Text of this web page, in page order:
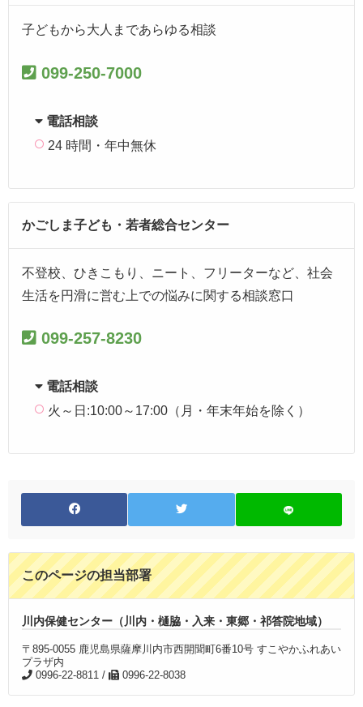
子どもから大人まであらゆる相談
099-250-7000
電話相談
24 時間・年中無休
かごしま子ども・若者総合センター
不登校、ひきこもり、ニート、フリーターなど、社会
生活を円滑に営む上での悩みに関する相談窓口
099-257-8230
電話相談
火～日:10:00～17:00（月・年末年始を除く）
このページの担当部署
川内保健センター（川内・樋脇・入来・東郷・祁答院地域）
〒895-0055 鹿児島県薩摩川内市西開聞町6番10号 すこやかふれあい
プラザ内
0996-22-8811 /
0996-22-8038